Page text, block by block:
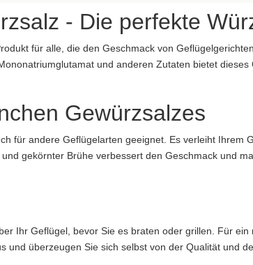
prüfen Sie im Einzelfall die Angaben auf der
- Die perfekte
für alle, die den Geschmack von
und anderen Zutaten bietet
Gewürzsalzes
für andere Geflügelarten geeignet. Es verleiht Ihrem
gekörnter Brühe verbessert den Geschmack und
Ihr Geflügel, bevor Sie es braten oder grillen. Für
überzeugen Sie sich selbst von der Qualität und